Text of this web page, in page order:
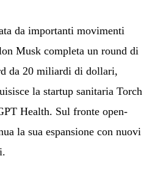
da importanti movimenti
Musk completa un round di
da 20 miliardi di dollari,
la startup sanitaria Torch
Health. Sul fronte open-
la sua espansione con nuovi